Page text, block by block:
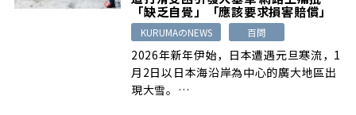
「缺乏自覺」「應該要求損害賠償」
KURUMAのNEWS 百問
2026年新年伊始，日本遭遇元旦寒流，1
月2日以日本海沿岸為中心的廣大地區出
現大雪。…